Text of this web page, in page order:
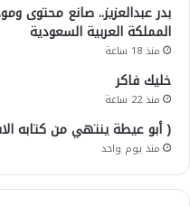
بدر عبدالعزيز.. صانع محتوى
المملكة العربية السعودية
منذ 18 ساعة
خليك فاكر
منذ 22 ساعة
( أبو عيطة ينتهي من كتابه
منذ يوم واحد